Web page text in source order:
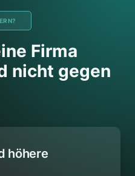
Firma
nicht gegen
höhere